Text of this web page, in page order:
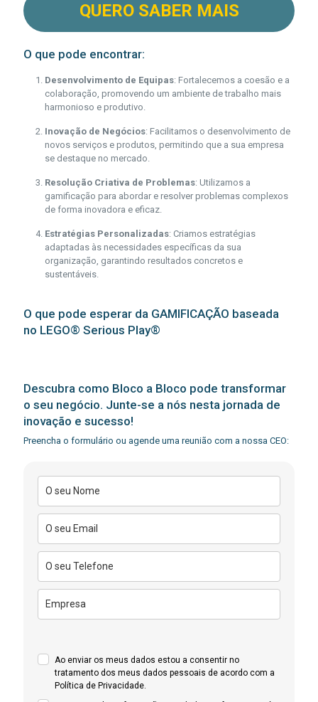
QUERO SABER MAIS
O que pode encontrar:
Desenvolvimento de Equipas: Fortalecemos a coesão e a
colaboração, promovendo um ambiente de trabalho mais
harmonioso e produtivo.
Inovação de Negócios: Facilitamos o desenvolvimento de
novos serviços e produtos, permitindo que a sua empresa
se destaque no mercado.
Resolução Criativa de Problemas: Utilizamos a
gamificação para abordar e resolver problemas complexos
de forma inovadora e eficaz.
Estratégias Personalizadas: Criamos estratégias
adaptadas às necessidades específicas da sua
organização, garantindo resultados concretos e
sustentáveis.
O que pode esperar da GAMIFICAÇÃO baseada
no LEGO® Serious Play®
Descubra como Bloco a Bloco pode transformar
o seu negócio. Junte-se a nós nesta jornada de
inovação e sucesso!
Preencha o formulário ou agende uma reunião com a nossa CEO:
Ao enviar os meus dados estou a consentir no
tratamento dos meus dados pessoais de acordo com a
Política de Privacidade.